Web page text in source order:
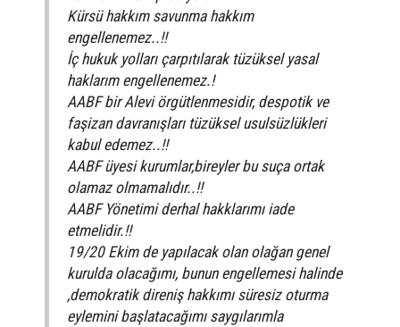
Kürsü hakkım savunma hakkım
engellenemez..!!
İç hukuk yolları çarpıtılarak tüzüksel yasal
haklarım engellenemez.!
AABF bir Alevi örgütlenmesidir, despotik ve
faşizan davranışları tüzüksel usulsüzlükleri
kabul edemez..!!
AABF üyesi kurumlar,bireyler bu suça ortak
olamaz olmamalıdır..!!
AABF Yönetimi derhal hakklarımı iade
etmelidir.!!
19/20 Ekim de yapılacak olan olağan genel
kurulda olacağımı, bunun engellemesi halinde
,demokratik direniş hakkımı süresiz oturma
eylemini başlatacağımı saygılarımla